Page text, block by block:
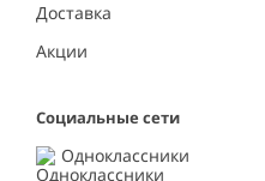
Доставка
Акции
Социальные сети
Одноклассники